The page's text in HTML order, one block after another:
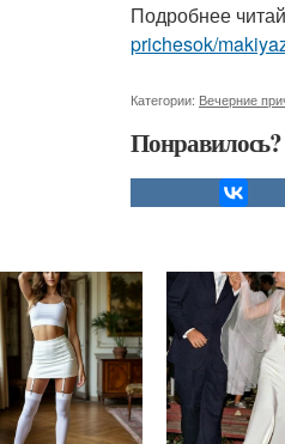
Подробнее
prichesok/
Категории: Вечерние
Понравилось?